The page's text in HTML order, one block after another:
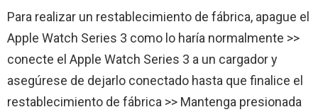
Para realizar un restablecimiento de fábrica, apague el
Apple Watch Series 3 como lo haría normalmente >>
conecte el Apple Watch Series 3 a un cargador y
asegúrese de dejarlo conectado hasta que finalice el
restablecimiento de fábrica >> Mantenga presionada